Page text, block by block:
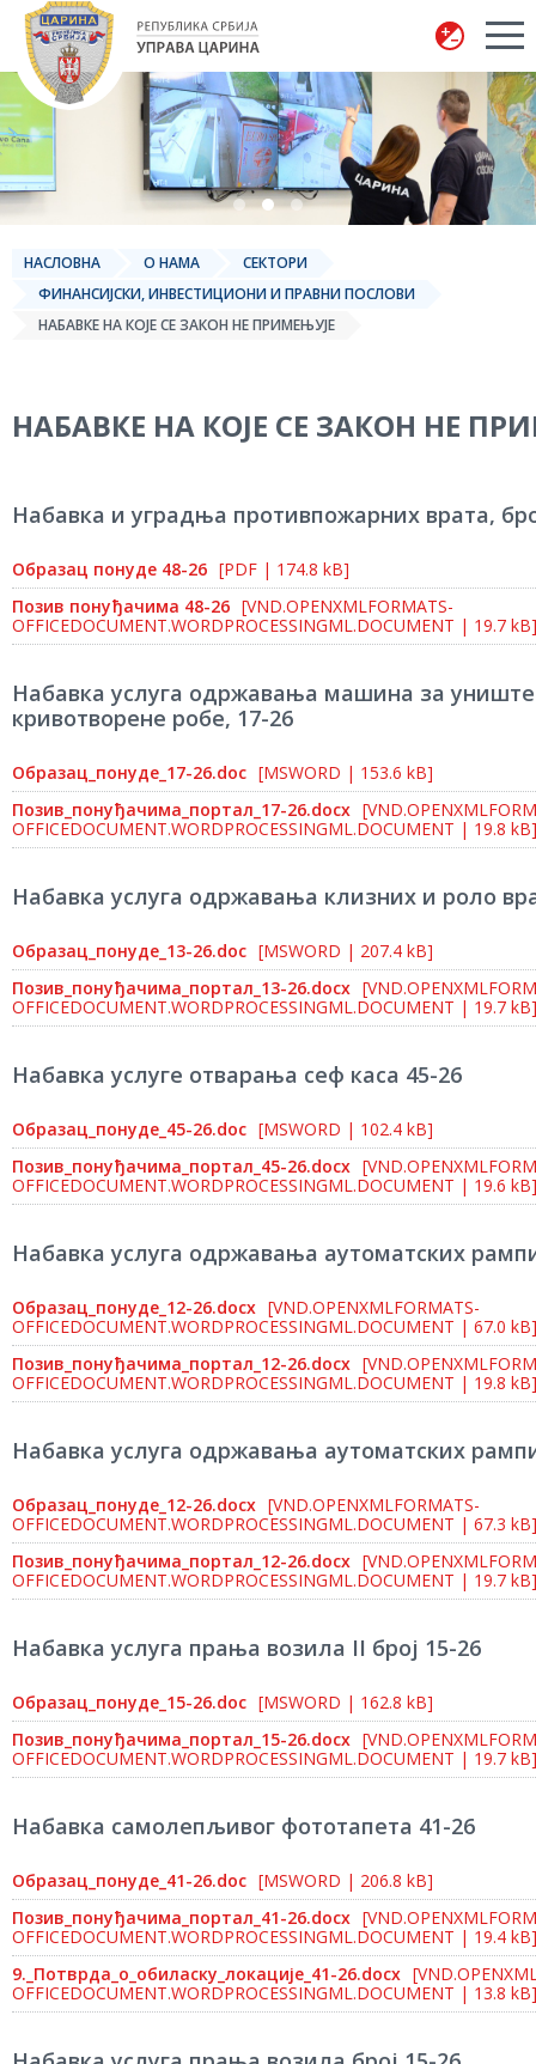
Управа царина
НАСЛОВНА О НАМА
СЕКТОРИ
ФИНАНСИЈСКИ, ИНВЕСТИЦИОНИ И ПРАВНИ ПОСЛОВИ
НАБАВКЕ НА КОЈЕ СЕ ЗАКОН НЕ ПРИМЕЊУЈЕ
НАБАВКЕ НА КОЈЕ СЕ ЗАКОН НЕ
Набавка и уградња противпожарних врата,
Образац понуде 48-26 [PDF | 174.8 kB]
Позив понуђачима 48-26 [VND.OPENXMLFORMATS-
OFFICEDOCUMENT.WORDPROCESSINGML.DOCUMENT | 19.7 kB]
Набавка услуга одржавања машина за
кривотворене робе, 17-26
Образац_понуде_17-26.doc [MSWORD | 153.6 kB]
Позив_понуђачима_портал_17-26.docx
OFFICEDOCUMENT.WORDPROCESSINGML.DOCUMENT | 19.8 kB]
Набавка услуга одржавања клизних и роло
Образац_понуде_13-26.doc [MSWORD | 207.4 kB]
Позив_понуђачима_портал_13-26.docx
OFFICEDOCUMENT.WORDPROCESSINGML.DOCUMENT | 19.7 kB]
Набавка услуге отварања сеф каса 45-26
Образац_понуде_45-26.doc [MSWORD | 102.4 kB]
Позив_понуђачима_портал_45-26.docx
OFFICEDOCUMENT.WORDPROCESSINGML.DOCUMENT | 19.6 kB]
Набавка услуга одржавања аутоматских
Образац_понуде_12-26.docx [VND.OPENXMLFORMATS-
OFFICEDOCUMENT.WORDPROCESSINGML.DOCUMENT | 67.0 kB]
Позив_понуђачима_портал_12-26.docx
OFFICEDOCUMENT.WORDPROCESSINGML.DOCUMENT | 19.8 kB]
Набавка услуга одржавања аутоматских
Образац_понуде_12-26.docx [VND.OPENXMLFORMATS-
OFFICEDOCUMENT.WORDPROCESSINGML.DOCUMENT | 67.3 kB]
Позив_понуђачима_портал_12-26.docx
OFFICEDOCUMENT.WORDPROCESSINGML.DOCUMENT | 19.7 kB]
Набавка услуга прања возила II број 15-26
Образац_понуде_15-26.doc [MSWORD | 162.8 kB]
Позив_понуђачима_портал_15-26.docx
OFFICEDOCUMENT.WORDPROCESSINGML.DOCUMENT | 19.7 kB]
Набавка самолепљивог фототапета 41-26
Образац_понуде_41-26.doc [MSWORD | 206.8 kB]
Позив_понуђачима_портал_41-26.docx
OFFICEDOCUMENT.WORDPROCESSINGML.DOCUMENT | 19.4 kB]
9._Потврда_о_обиласку_локације_41-26.docx
OFFICEDOCUMENT.WORDPROCESSINGML.DOCUMENT | 13.8 kB]